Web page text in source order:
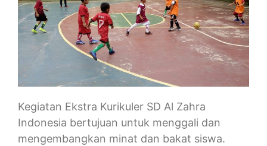
Kegiatan Ekstra Kurikuler SD Al Zahra
Indonesia bertujuan untuk menggali dan
mengembangkan minat dan bakat siswa.